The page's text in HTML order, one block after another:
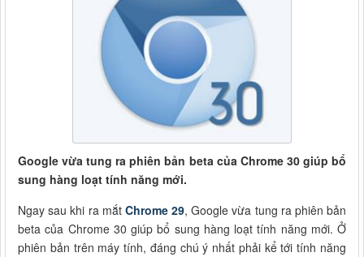
Google vừa tung ra phiên bản beta của Chrome 30 giúp bổ
sung hàng loạt tính năng mới.
Ngay sau khi ra mắt Chrome 29, Google vừa tung ra phiên bản
beta của Chrome 30 giúp bổ sung hàng loạt tính năng mới. Ở
phiên bản trên máy tính, đáng chú ý nhất phải kể tới tính năng